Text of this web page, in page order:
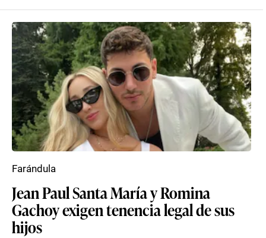
Jean Paul Santa María y Romina
Gachoy exigen tenencia legal de sus
hijos
Farándula